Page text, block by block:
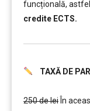
funcțională,
credite ECTS.
TAXĂ DE
250 de lei În